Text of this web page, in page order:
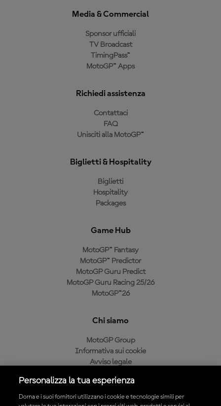
Media & Commercial
Sponsor ufficiali
TV Broadcast
TimingPass™
MotoGP™ Apps
Richiedi assistenza
Contattaci
FAQ
Unisciti alla MotoGP™
Biglietti & Hospitality
Biglietti
Hospitality
Packages
Game Hub
MotoGP™ Fantasy
MotoGP™ Predictor
MotoGP Guru Predict
MotoGP Guru Racing 25/26
MotoGP™26
Chi siamo
MotoGP Group
Informativa sui cookie
Avviso legale
Condizioni di acquisto
Personalizza la tua esperienza
Dorna e i suoi fornitori utilizzano i cookie e tecnologie simili per